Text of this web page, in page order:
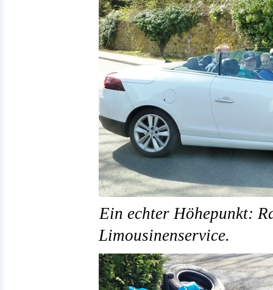
Ein echter Höhepunkt:
Limousinenservice.